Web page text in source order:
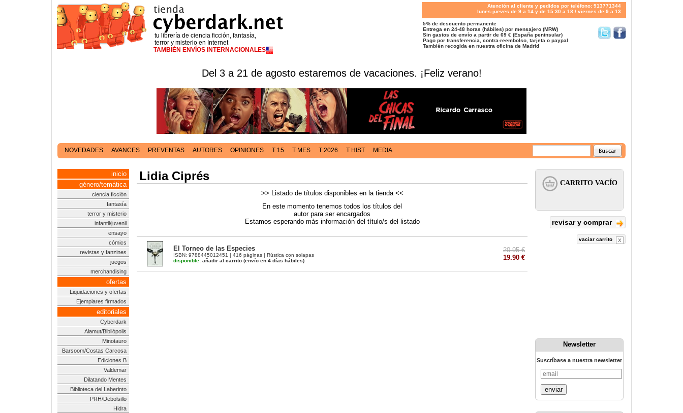
tu librería de ciencia ficción, fantasía,
terror y misterio en Internet
TAMBIÉN ENVÍOS INTERNACIONALES
Atención al cliente y pedidos por teléfono: 913771344
lunes-jueves de 9 a 14 y de 15:30 a 18 / viernes de 9 a 13
5% de descuento permanente
Entrega en 24-48 horas (hábiles) por mensajero (MRW)
Sin gastos de envío a partir de 69 € (España peninsular)
Pago por transferencia, contra-reembolso, tarjeta o paypal
También recogida en nuestra oficina de Madrid
Del 3 a 21 de agosto estaremos de vacaciones. ¡Feliz verano!
NOVEDADES AVANCES PREVENTAS AUTORES OPINIONES T 15 T MES T 2026 T HIST MEDIA
inicio
género/temática
ciencia ficción
fantasía
terror y misterio
infantil/juvenil
ensayo
cómics
revistas y fanzines
juegos
merchandising
ofertas
Liquidaciones y ofertas
Ejemplares firmados
editoriales
Cyberdark
Alamut/Bibliópolis
Minotauro
Barsoom/Costas Carcosa
Ediciones B
Valdemar
Dilatando Mentes
Biblioteca del Laberinto
PRH/Debolsillo
Hidra
Lidia Ciprés
>> Listado de títulos disponibles en la tienda <<
En este momento tenemos todos los títulos del
autor para ser encargados
Estamos esperando más información del título/s del listado
El Torneo de las Especies
ISBN: 9788445012451 | 416 páginas | Rústica con solapas
disponible: añadir al carrito (envío en 4 días hábiles)
20.95 €
19.90 €
revisar y comprar
vaciar carrito
Newsletter
Suscríbase a nuestra newsletter
enviar